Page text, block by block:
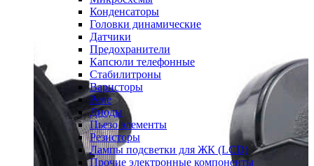
Конденсаторы
Головки динамические
Датчики
Предохранители
Капсюли телефонные
Стабилитроны
Варисторы
Реле
Диоды
Пьезо элементы
Резисторы
Лампы подсветки для ЖК (LCD)
Прочие электронные компоненты